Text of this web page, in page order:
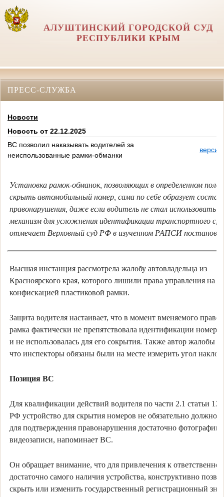
АЛУШТИНСКИЙ ГОРОДСКОЙ СУД
РЕСПУБЛИКИ КРЫМ
ПРЕСС-СЛУЖБА
Новости
Новость от 22.12.2025
ВС позволил наказывать водителей за
неиспользованные рамки-обманки
Установка рамок-обманок, позволяющих в определенном
скрыть автомобильный номер, сама по себе образует состав
правонарушения, даже если водитель не стал использовать
механизм для усложнения идентификации транспортного
отмечает Верховный суд РФ в изученном РАПСИ
Высшая инстанция рассмотрела жалобу автовладельца из
Красноярского края, которого лишили права управления на
конфискацией пластиковой рамки.
Защита водителя настаивает, что в момент вменяемого
рамка фактически не препятствовала идентификации
и не использовалась для его сокрытия. Также автор жалобы
что инспекторы обязаны были на месте измерить угол
Позиция ВС
Для квалификации действий водителя по части 2.1 статьи
РФ устройство для скрытия номеров не обязательно должно
для подтверждения правонарушения достаточно фотографии
видеозаписи, напоминает ВС.
Он обращает внимание, что для привлечения к
достаточно самого наличия устройства, конструктивно
скрыть или изменить государственный регистрационный